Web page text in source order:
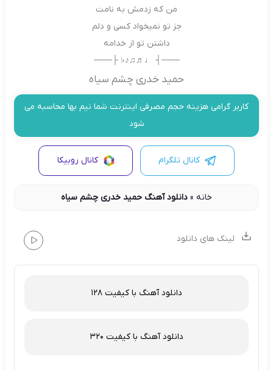
من که زدمش به نامت
جز تو نمیخواد کسی و دلم
داشتن تو از خدامه
───┤ ♩♬♫♪♭ ├───
حمید خدری چشم سیاه
کاربر گرامی هزینه حجم مصرفی اینترنت شما نیم بها محاسبه می
شود
کانال تلگرام کانال روبیکا
خانه» دانلود آهنگ حمید خدری چشم سیاه
لینک های دانلود
دانلود آهنگ با کیفیت 128
دانلود آهنگ با کیفیت 320